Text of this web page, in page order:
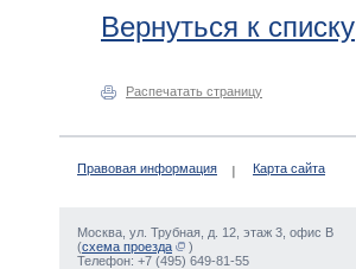
Вернуться к списку
Распечатать страницу
Правовая информация Карта сайта
Москва, ул. Трубная, д. 12, этаж 3, офис В
(схема проезда
)
Телефон: +7 (495) 649-81-55